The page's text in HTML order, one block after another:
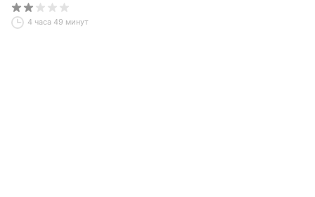
4 часа 49 минут